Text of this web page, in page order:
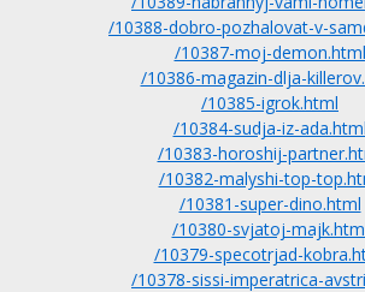
/10388-dobro-pozhalovat-v-
/10387-moj-demon.html
/10386-magazin-dlja-
/10385-igrok.html
/10384-sudja-iz-ada.html
/10383-horoshij-
/10382-malyshi-top-
/10381-super-dino.html
/10380-svjatoj-
/10379-specotrjad-
/10378-sissi-imperatrica-